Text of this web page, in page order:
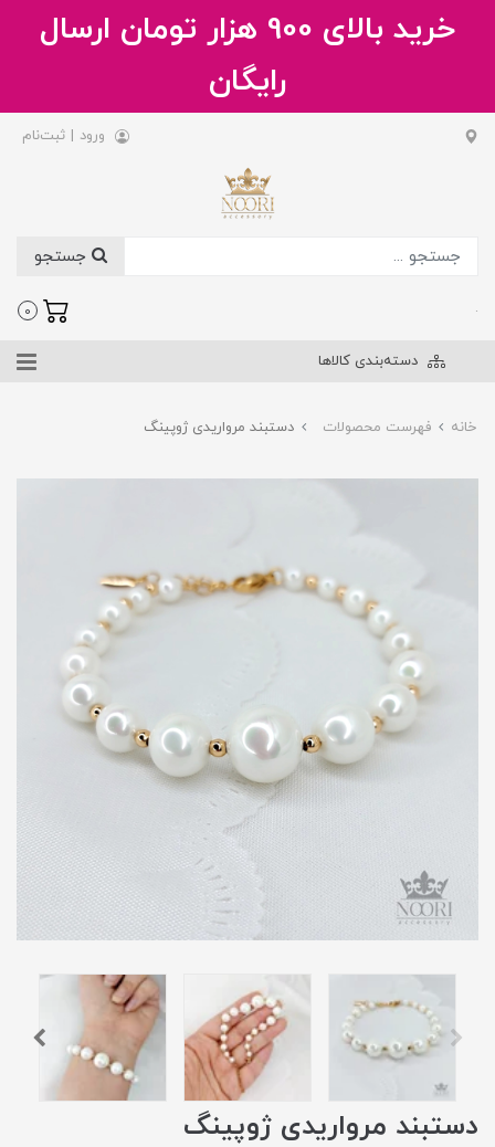
خرید بالای 900 هزار تومان ارسال
رایگان
ورود | ثبت‌نام
.
0
دسته‌بندی کالاها
خانه فهرست محصولات دستبند مرواریدی ژوپینگ
دستبند مرواریدی ژوپینگ